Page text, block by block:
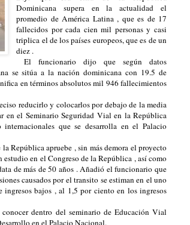
Dominicana supera en la actualidad el
promedio de América Latina , que es de 17
fallecidos por cada cien mil personas y casi
triplica el de los países europeos, que es de un
diez .
El funcionario dijo que según datos
se sitúa a la nación dominicana con 19.5 de
en términos absolutos mil 946 fallecimientos
reducirlo y colocarlos por debajo de la media
en el Seminario Seguridad Vial en la República
que se desarrolla en el Palacio
República apruebe , sin más demora el proyecto
en el Congreso de la República , así como
de más de 50 años . Añadió el funcionario que
causados por el transito se estiman en el uno
bajos , al 1,5 por ciento en los ingresos
dentro del seminario de Educación Vial
en el Palacio Nacional.